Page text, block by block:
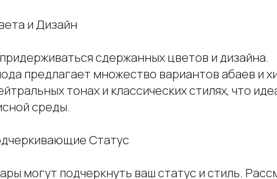
и Дизайн
сдержанных цветов и дизайна.
предлагает множество вариантов абаев и
тонах и классических стилях, что
среды.
Статус
могут подчеркнуть ваш статус и стиль.